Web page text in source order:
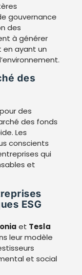
gouvernance
des
à générer
ayant un
des
des
des fonds
Les
conscients
qui
et
ESG
et Tesla
leur modèle
et social